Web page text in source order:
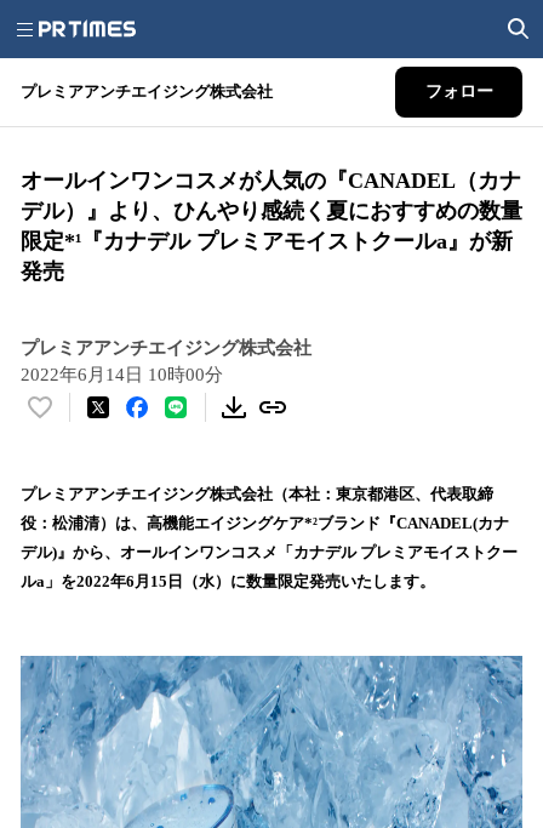
プレミアアンチエイジング株式会社 フォロー
オールインワンコスメが人気の『CANADEL（カナ
デル）』より、ひんやり感続く夏におすすめの数量
限定*¹『カナデル プレミアモイストクールa』が新
発売
プレミアアンチエイジング株式会社
2022年6月14日 10時00分
い
！
数
を
中
で
す
プレミアアンチエイジング株式会社（本社：東京都港区、代表取締
役：松浦清）は、高機能エイジングケア*²ブランド『CANADEL(カナ
デル)』から、オールインワンコスメ「カナデル プレミアモイストクー
ルa」を2022年6月15日（水）に数量限定発売いたします。